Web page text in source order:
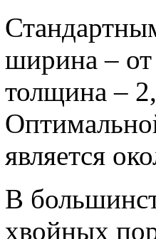
ширина – от
толщина –
является
В
хвойных